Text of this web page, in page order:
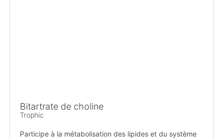
Bitartrate de choline
Trophic
Participe à la métabolisation des lipides et du système